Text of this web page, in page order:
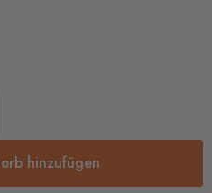
hinzufügen